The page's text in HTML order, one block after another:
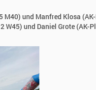
M40) und Manfred Klosa
W45) und Daniel Grote (AK-